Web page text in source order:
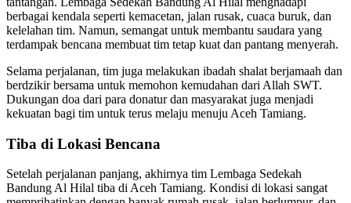
berbagai kendala seperti kemacetan, jalan rusak, cuaca buruk, dan
kelelahan tim. Namun, semangat untuk membantu saudara yang
terdampak bencana membuat tim tetap kuat dan pantang menyerah.
Selama perjalanan, tim juga melakukan ibadah shalat berjamaah dan
berdzikir bersama untuk memohon kemudahan dari Allah SWT.
Dukungan doa dari para donatur dan masyarakat juga menjadi
kekuatan bagi tim untuk terus melaju menuju Aceh Tamiang.
Tiba di Lokasi Bencana
Setelah perjalanan panjang, akhirnya tim Lembaga Sedekah
Bandung Al Hilal tiba di Aceh Tamiang. Kondisi di lokasi sangat